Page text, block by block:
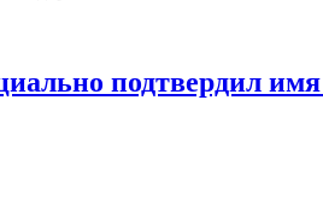
подтвердил